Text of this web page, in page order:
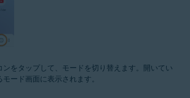
ンをタップして、モードを切り替えます。開いてい
ード画面に表示されます。